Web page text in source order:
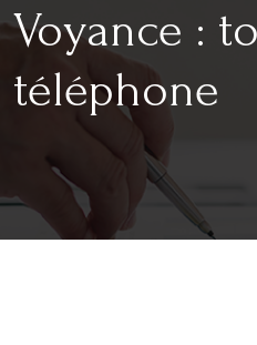
Voyance :
téléphone